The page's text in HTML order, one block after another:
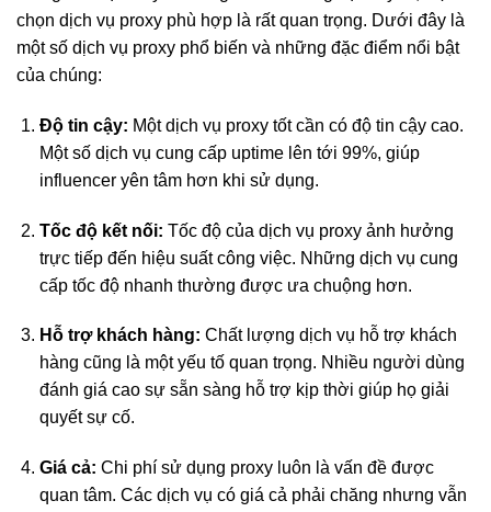
chọn dịch vụ proxy phù hợp là rất quan trọng. Dưới đây là
một số dịch vụ proxy phổ biến và những đặc điểm nổi bật
của chúng:
Độ tin cậy: Một dịch vụ proxy tốt cần có độ tin cậy cao.
Một số dịch vụ cung cấp uptime lên tới 99%, giúp
influencer yên tâm hơn khi sử dụng.
Tốc độ kết nối: Tốc độ của dịch vụ proxy ảnh hưởng
trực tiếp đến hiệu suất công việc. Những dịch vụ cung
cấp tốc độ nhanh thường được ưa chuộng hơn.
Hỗ trợ khách hàng: Chất lượng dịch vụ hỗ trợ khách
hàng cũng là một yếu tố quan trọng. Nhiều người dùng
đánh giá cao sự sẵn sàng hỗ trợ kịp thời giúp họ giải
quyết sự cố.
Giá cả: Chi phí sử dụng proxy luôn là vấn đề được
quan tâm. Các dịch vụ có giá cả phải chăng nhưng vẫn